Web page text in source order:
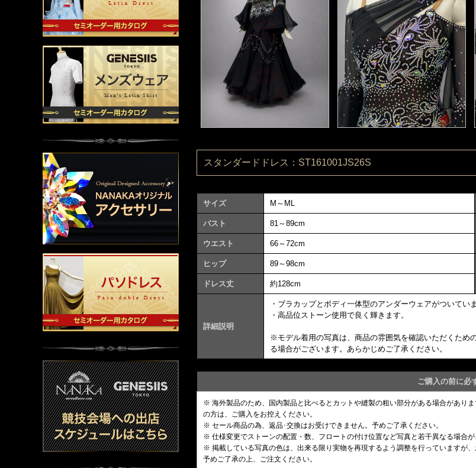
スタンダードドレス：ST161001JS26S
サイズ M～ML
バスト
81～89cm
ウエスト
66～72cm
ヒップ
89～98cm
ドレス丈
約128cm
詳細説明
・ブラカップとボディ一体型のアンダーウェアがついていま
・高品位ストーン使用で良く輝きます。
※モデル着用の写真は、商品の雰囲気を確認いただくため
る場合がございます。あらかじめご了承ください。
ご購入の前に必
※ 海外製品のため、国内製品と比べるとカットや縫製の粗い部分がある場合があり
の方は、ご購入をお控えください。
※ セール商品の為、返品･交換はお受けできません。予めご了承ください。
※ 仕様変更でストーンの配置・数、フロートの付け位置など写真と若干異なる場合
※ 掲載している写真の色は、出来る限り実物を再現するよう調整を行っていますが
予めご了承の上、ご注文ください。